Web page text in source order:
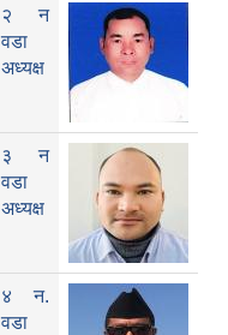
२ न
वडा
अध्यक्ष
३ न
वडा
अध्यक्ष
४ न.
वडा